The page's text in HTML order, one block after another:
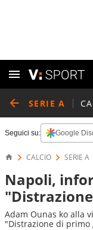
SERIE A
Seguici su: Google
CALCIO SERIE A
Napoli,
Adam Ounas ko alla
"Distrazione di